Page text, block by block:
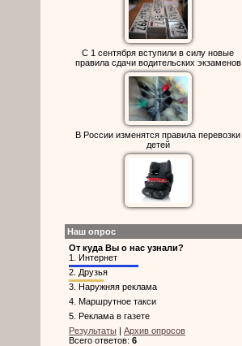
С 1 сентября вступили в силу новые
правила сдачи водительских экзаменов
В России изменятся правила перевозки
детей
Наш опрос
От куда Вы о нас узнали?
1. Интернет
2. Друзья
3. Наружняя реклама
4. Маршрутное такси
5. Реклама в газете
Результаты | Архив опросов
Всего ответов: 6